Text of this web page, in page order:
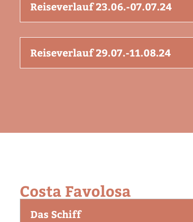
Reiseverlauf 23.06.-07.07.24
Reiseverlauf 29.07.-11.08.24
Costa Favolosa
Das Schiff